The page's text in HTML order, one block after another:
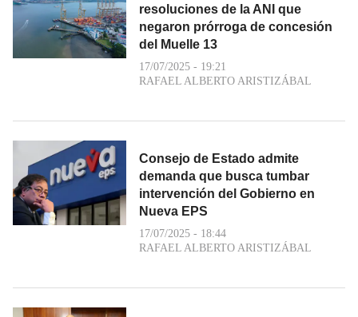
resoluciones de la ANI que
negaron prórroga de concesión
del Muelle 13
17/07/2025 - 19:21
RAFAEL ALBERTO ARISTIZÁBAL
Consejo de Estado admite
demanda que busca tumbar
intervención del Gobierno en
Nueva EPS
17/07/2025 - 18:44
RAFAEL ALBERTO ARISTIZÁBAL